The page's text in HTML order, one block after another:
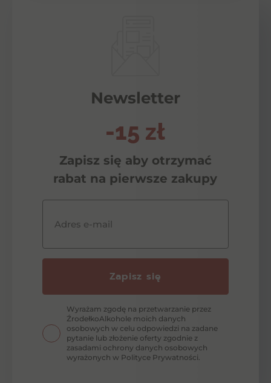
Newsletter
-15 zł
Zapisz się aby otrzymać
rabat na pierwsze zakupy
Adres e-mail
Zapisz się
Wyrażam zgodę na przetwarzanie przez
ŹrodełkoAlkohole moich danych
osobowych w celu odpowiedzi na zadane
pytanie lub złożenie oferty zgodnie z
zasadami ochrony danych osobowych
wyrażonych w Polityce Prywatności.